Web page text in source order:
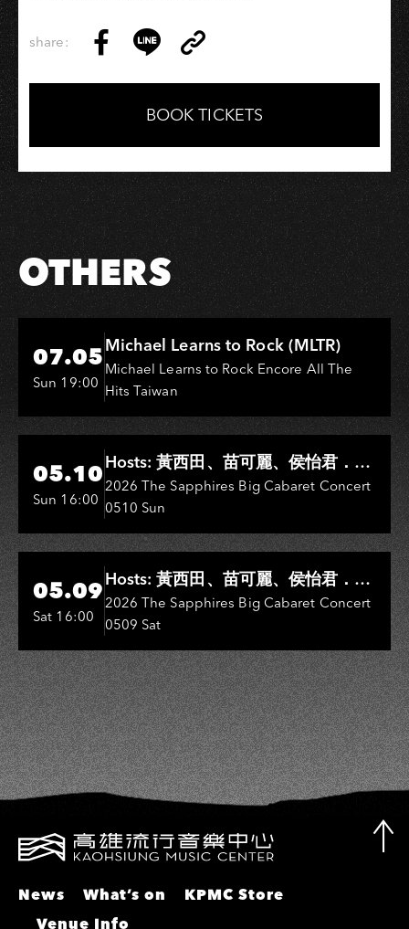
share:
on
Facebook
on
LINE
Link
Copy
BOOK TICKETS
OTHERS
Hi-Ing Music Hall
07.05
Sun 19:00
Michael Learns to Rock (MLTR)
Michael Learns to Rock Encore All The
Hits Taiwan
Hi-Ing Music Hall
05.10
Sun 16:00
Hosts: 黃西田、苗可麗、侯怡君．
Entertainers: 葉啟田、鳥來嬤-吳
敏、王彩樺、王瑞霞、吳淑敏、施文
彬、邵大倫、曹雅雯、陳孟賢、黃露
瑤
2026 The Sapphires Big Cabaret Concert
0510 Sun
Hi-Ing Music Hall
05.09
Sat 16:00
Hosts: 黃西田、苗可麗、侯怡君．
Entertainers: 葉啟田、鳥來嬤-吳
敏、張秀卿、王彩樺、吳淑敏、施文
彬、邵大倫、曹雅雯、陳孟賢、黃露
瑤
2026 The Sapphires Big Cabaret Concert
0509 Sat
News What’s on
KPMC Store
Venue Info